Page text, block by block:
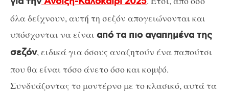
όλα δείχνουν, αυτή τη σεζόν απογειώνονται και
υπόσχονται να είναι από τα πιο αγαπημένα της
σεζόν, ειδικά για όσους αναζητούν ένα παπούτσι
που θα είναι τόσο άνετο όσο και κομψό.
Συνδυάζοντας το μοντέρνο με το κλασικό, αυτά τα